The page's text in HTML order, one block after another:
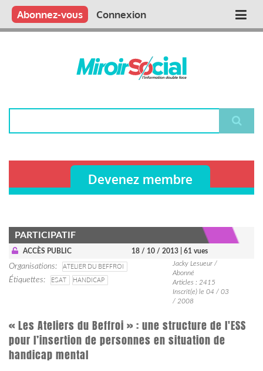
Aller
contenu
Main
Qui sommes nous ?
Vous publiez
Nous publions
Contactez-nous
Abonnez-vous Connexion
Devenez membre
PARTICIPATIF
ACCÈS PUBLIC 18 / 10 / 2013 | 61 vues
Organisations
ATELIER DU BEFFROI
Étiquettes
ESAT HANDICAP
Jacky Lesueur /
Abonné
Articles : 2415
Inscrit(e) le 04 / 03
/ 2008
« Les Ateliers du Beffroi » : une structure de l'ESS
pour l’insertion de personnes en situation de
handicap mental